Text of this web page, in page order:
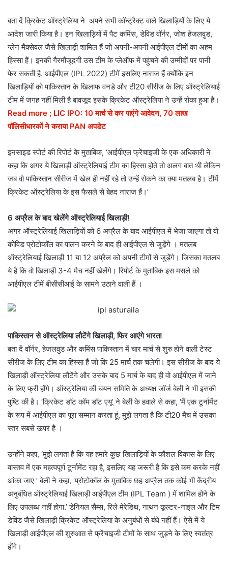
बता दें क्रिकेट ऑस्ट्रेलिया ने अपने सभी कॉन्ट्रैक्ट वाले खिलाड़ियों के लिए ये
आदेश जारी किया है। इन खिलाड़ियों में पैट कमिंस, डेविड वॉर्नर, जोश हेजलवुड,
ग्लेन मैक्सेवल जैसे खिलाड़ी शामिल हैं जो अपनी-अपनी आईपीएल टीमों का अहम
हिस्सा हैं। इनकी गैरमौजूदगी उस टीम के प्लेऑफ में पहुंचने की उम्मीदों पर पानी
फेर सकती है. आईपीएल (IPL 2022) टीमें इसलिए नाराज हैं क्योंकि इन
खिलाड़ियों को पाकिस्तान के खिलाफ वनडे और टी20 सीरीज के लिए ऑस्ट्रेलियाई
टीम में जगह नहीं मिली है बावजूद इसके क्रिकेट ऑस्ट्रेलिया ने उन्हें रोका हुआ है।
Read more ; LIC IPO: 10 मार्च से कर पाएंगे आवेदन, 70 लाख
पॉलिसीधारकों ने कराया PAN अपडेट
इनसाइड स्पोर्ट की रिपोर्ट के मुताबिक, ‘आईपीएल फ्रेंचाइजी के एक अधिकारी ने
कहा कि अगर ये खिलाड़ी ऑस्ट्रेलियाई टीम का हिस्सा होते तो अलग बात थी लेकिन
जब वो पाकिस्तान सीरीज में खेल ही नहीं रहे तो उन्हें रोकने का क्या मतलब है। टीमें
क्रिकेट ऑस्ट्रेलिया के इस फैसले से बेहद नाराज हैं।’
6 अप्रैल के बाद खेलेंगे ऑस्ट्रेलियाई खिलाड़ी!
अगर ऑस्ट्रेलियाई खिलाड़ियों को 6 अप्रैल के बाद आईपीएल में भेजा जाएगा तो वो
कोविड प्रोटोकॉल का पालन करने के बाद ही आईपीएल से जुड़ेंगे । मतलब
ऑस्ट्रेलियाई खिलाड़ी 11 या 12 अप्रैल को अपनी टीमों से जुड़ेंगे। जिसका मतलब
ये है कि वो खिलाड़ी 3-4 मैच नहीं खेलेंगे। रिपोर्ट के मुताबिक इस मसले को
आईपीएल टीमें बीसीसीआई के सामने उठाने वाली हैं ।
पाकिस्तान से ऑस्ट्रेलिया लौटेंगे खिलाड़ी, फिर आएंगे भारत!
बता दें वॉर्नर, हेजलवुड और कमिंस पाकिस्तान में चार मार्च से शुरु होने वाली टेस्ट
सीरीज के लिए टीम का हिस्सा हैं जो कि 25 मार्च तक चलेगी। इस सीरीज के बाद ये
खिलाड़ी ऑस्ट्रेलिया लौटेंगे और उसके बाद 5 मार्च के बाद ही वो आईपीएल में जाने
के लिए फ्री होंगे। ऑस्ट्रेलिया की चयन समिति के अध्यक्ष जॉर्ज बेली ने भी इसकी
पुष्टि की है। ‘क्रिकेट डॉट कॉम डॉट एयू’ ने बेली के हवाले से कहा, ‘मैं एक टूर्नामेंट
के रूप में आईपीएल का पूरा सम्मान करता हूं, मुझे लगता है कि टी20 मैच में उसका
स्तर सबसे ऊपर है ।
उन्होंने कहा, ‘मुझे लगता है कि यह हमारे कुछ खिलाड़ियों के कौशल विकास के लिए
वास्तव में एक महत्वपूर्ण टूर्नामेंट रहा है, इसलिए यह जरूरी है कि इसे कम करके नहीं
आंका जाए ’ बेली ने कहा, ‘प्रोटोकॉल के मुताबिक छह अप्रैल तक कोई भी केंद्रीय
अनुबंधित ऑस्ट्रेलियाई खिलाड़ी आईपीएल टीम (IPL Team ) में शामिल होने के
लिए उपलब्ध नहीं होगा.’ डेनियल सैम्स, रिले मेरेडिथ, नाथन कूल्टर-नाइल और टिम
डेविड जैसे खिलाड़ी क्रिकेट ऑस्ट्रेलिया के अनुबंधों से बंधे नहीं हैं। ऐसे में ये
खिलाड़ी आईपीएल की शुरुआत से फ्रेंचाइजी टीमों के साथ जुड़ने के लिए स्वतंत्र
होंगे।